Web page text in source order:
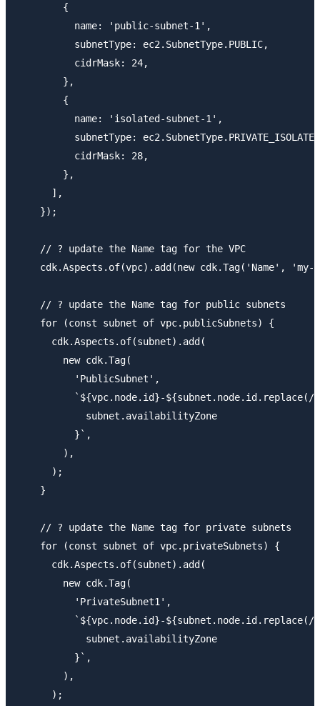
        {
          name: 'public-subnet-1',
          subnetType: ec2.SubnetType.PUBLIC,
          cidrMask: 24,
        },
        {
          name: 'isolated-subnet-1',
subnetType:
          cidrMask: 28,
        },
      ],
    });
    // ? update the Name tag for the VPC
cdk.Aspects.of(vpc).add(new cdk.Tag('Name', 'my-
    // ? update the Name tag for public subnets
    for (const subnet of vpc.publicSubnets) {
      cdk.Aspects.of(subnet).add(
        new cdk.Tag(
          'PublicSubnet',
`${vpc.node.id}-${subnet.node.id.replace(/
            subnet.availabilityZone
          }`,
        ),
      );
    }
    // ? update the Name tag for private subnets
    for (const subnet of vpc.privateSubnets) {
      cdk.Aspects.of(subnet).add(
        new cdk.Tag(
          'PrivateSubnet1',
`${vpc.node.id}-${subnet.node.id.replace(/
            subnet.availabilityZone
          }`,
        ),
      );